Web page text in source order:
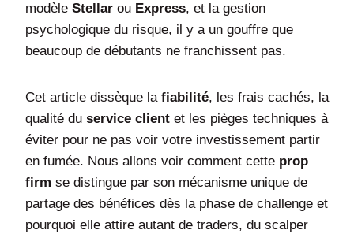
modèle Stellar ou Express, et la gestion
psychologique du risque, il y a un gouffre que
beaucoup de débutants ne franchissent pas.
Cet article dissèque la fiabilité, les frais cachés, la
qualité du service client et les pièges techniques à
éviter pour ne pas voir votre investissement partir
en fumée. Nous allons voir comment cette prop
firm se distingue par son mécanisme unique de
partage des bénéfices dès la phase de challenge et
pourquoi elle attire autant de traders, du scalper